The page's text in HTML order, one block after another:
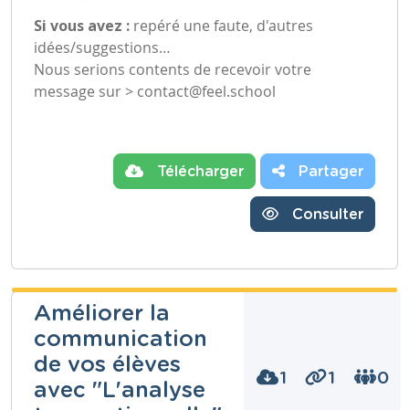
Si vous avez : repéré une faute, d'autres
idées/suggestions…
Nous serions contents de recevoir votre
message sur > contact@feel.school
Télécharger Partager
Consulter
Améliorer la
communication
de vos élèves
avec "L'analyse
1 1 0